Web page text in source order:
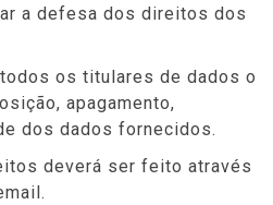
a defesa dos direitos dos
os titulares de dados o
apagamento,
dos dados fornecidos.
deverá ser feito através